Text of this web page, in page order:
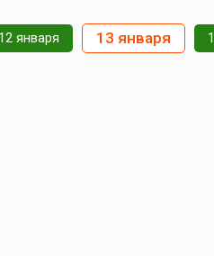
12 января 13 января